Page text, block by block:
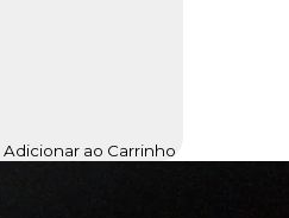
Adicionar ao Carrinho